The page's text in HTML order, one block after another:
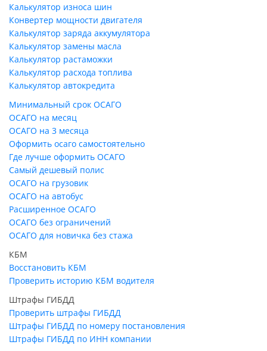
Калькулятор износа шин
Конвертер мощности двигателя
Калькулятор заряда аккумулятора
Калькулятор замены масла
Калькулятор растаможки
Калькулятор расхода топлива
Калькулятор автокредита
Минимальный срок ОСАГО
ОСАГО на месяц
ОСАГО на 3 месяца
Оформить осаго самостоятельно
Где лучше оформить ОСАГО
Самый дешевый полис
ОСАГО на грузовик
ОСАГО на автобус
Расширенное ОСАГО
ОСАГО без ограничений
ОСАГО для новичка без стажа
КБМ
Восстановить КБМ
Проверить историю КБМ водителя
Штрафы ГИБДД
Проверить штрафы ГИБДД
Штрафы ГИБДД по номеру постановления
Штрафы ГИБДД по ИНН компании